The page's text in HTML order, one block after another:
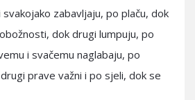
zabavljaju, po plaču, dok
dok drugi lumpuju, po
i svačemu naglabaju, po
prave važni i po sjeli, dok se